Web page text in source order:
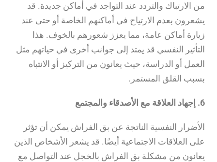
من الارتباك والتردد عند التواجد في أماكن جديدة. قد
يشعرون بعدم الارتياح في أماكنهم الخاصة أو حتى عند
زيارة أماكن عامة، مما يعزز شعورهم بالخوف. هذا
التأثير النفسي قد يمتد إلى جوانب أخرى في حياتهم مثل
العمل أو الدراسة، حيث يعانون من التركيز أو الانتباه
بسبب القلق المستمر.
6. إجهاد العلاقة مع الأصدقاء والمجتمع
الأضرار النفسية الناتجة عن بق الفراش يمكن أن تؤثر
على العلاقات الاجتماعية أيضًا. قد يشعر الأشخاص الذين
يعانون من مشكلة بق الفراش بالخجل عند التواصل مع